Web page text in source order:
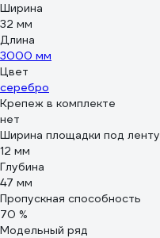
Ширина
32 мм
Длина
3000 мм
Цвет
серебро
Крепеж в комплекте
нет
Ширина площадки под ленту
12 мм
Глубина
47 мм
Пропускная способность
70 %
Модельный ряд